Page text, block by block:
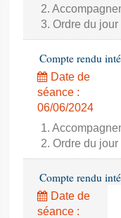
2.
3. Ordre du
Compte rendu
Date de
séance :
06/06/2024
1.
2. Ordre du
Compte rendu
Date de
séance :